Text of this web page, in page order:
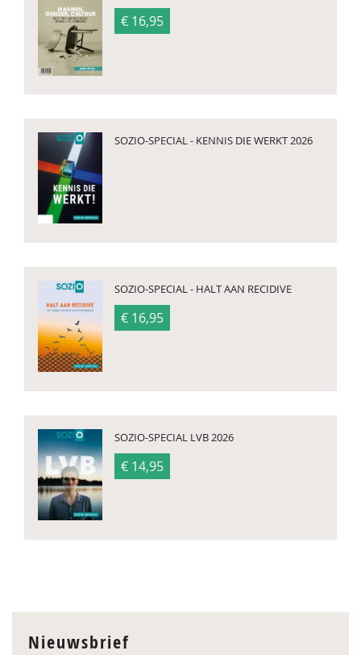
€ 16,95
SOZIO-SPECIAL - KENNIS DIE WERKT 2026
SOZIO-SPECIAL - HALT AAN RECIDIVE
€ 16,95
SOZIO-SPECIAL LVB 2026
€ 14,95
Nieuwsbrief